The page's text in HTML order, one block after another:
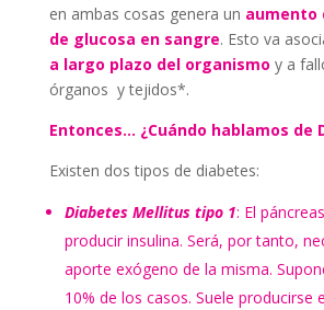
en ambas cosas genera un aumento
de glucosa en sangre. Esto va
a largo plazo del organismo y a
órganos y tejidos*.
Entonces… ¿Cuándo hablamos de
Existen dos tipos de diabetes:
Diabetes Mellitus tipo 1: El
producir insulina. Será, por tanto,
aporte exógeno de la misma.
10% de los casos. Suele producirse